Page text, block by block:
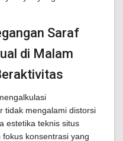
Saraf
di Malam
tidak mengalami distorsi
estetika teknis situs
konsentrasi yang